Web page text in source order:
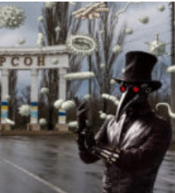
составе нового субъекта
“граждане,
судей судов,
“Республики
федерального
Вже наступного дня
суду Криму з’явився
до кримських суддів
та
окупантам. Сайт уже
ця публікація широко